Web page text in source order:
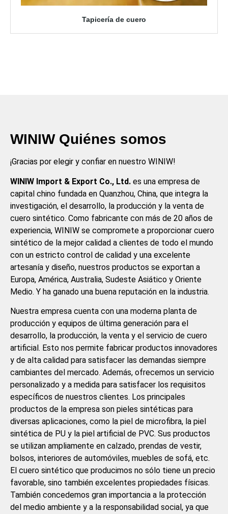
Tapicería de cuero
WINIW Quiénes somos
¡Gracias por elegir y confiar en nuestro WINIW!
WINIW Import & Export Co., Ltd. es una empresa de
capital chino fundada en Quanzhou, China, que integra la
investigación, el desarrollo, la producción y la venta de
cuero sintético. Como fabricante con más de 20 años de
experiencia, WINIW se compromete a proporcionar cuero
sintético de la mejor calidad a clientes de todo el mundo
con un estricto control de calidad y una excelente
artesanía y diseño, nuestros productos se exportan a
Europa, América, Australia, Sudeste Asiático y Oriente
Medio. Y ha ganado una buena reputación en la industria.
Nuestra empresa cuenta con una moderna planta de
producción y equipos de última generación para el
desarrollo, la producción, la venta y el servicio de cuero
artificial. Esto nos permite fabricar productos innovadores
y de alta calidad para satisfacer las demandas siempre
cambiantes del mercado. Además, ofrecemos un servicio
personalizado y a medida para satisfacer los requisitos
específicos de nuestros clientes. Los principales
productos de la empresa son pieles sintéticas para
diversas aplicaciones, como la piel de microfibra, la piel
sintética de PU y la piel artificial de PVC. Sus productos
se utilizan ampliamente en calzado, prendas de vestir,
bolsos, interiores de automóviles, muebles de sofá, etc.
El cuero sintético que producimos no sólo tiene un precio
favorable, sino también excelentes propiedades físicas.
También concedemos gran importancia a la protección
del medio ambiente y a la responsabilidad social, ya que